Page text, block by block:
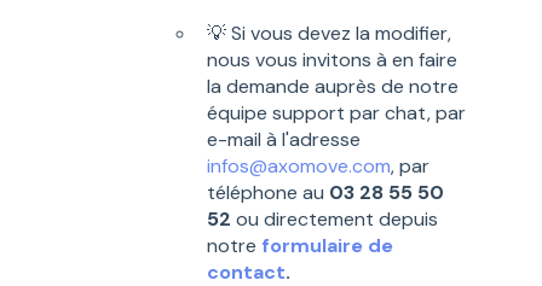
💡 Si vous devez la modifier,
nous vous invitons à en faire
la demande auprès de notre
équipe support par chat, par
e-mail à l'adresse
infos@axomove.com, par
téléphone au 03 28 55 50
52 ou directement depuis
notre formulaire de
contact.